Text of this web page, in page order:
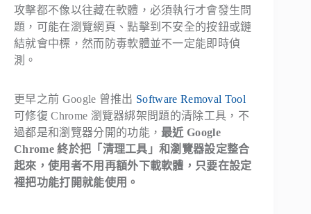
攻擊都不像以往藏在軟體，必須執行才會發生問
題，可能在瀏覽網頁、點擊到不安全的按鈕或鏈
結就會中標，然而防毒軟體並不一定能即時偵
測。
更早之前 Google 曾推出 Software Removal Tool
可修復 Chrome 瀏覽器綁架問題的清除工具，不
過都是和瀏覽器分開的功能， 最近 Google
Chrome 終於把「清理工具」和瀏覽器設定整合
起來，使用者不用再額外下載軟體，只要在設定
裡把功能打開就能使用。